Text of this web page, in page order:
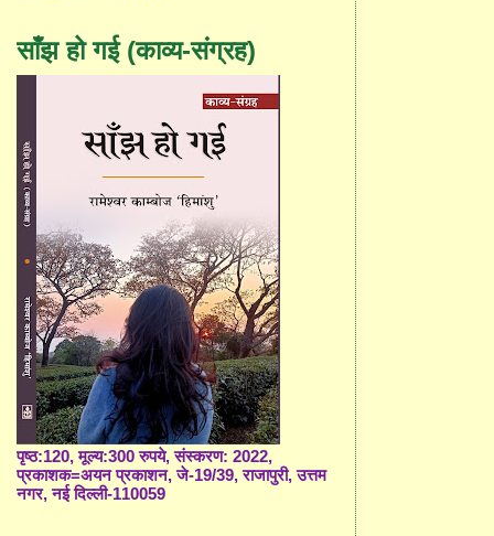
साँझ हो गई (काव्य-संग्रह)
पृष्ठ:120, मूल्य:300 रुपये, संस्करण: 2022,
प्रकाशक=अयन प्रकाशन, जे-19/39, राजापुरी, उत्तम
नगर, नई दिल्ली-110059